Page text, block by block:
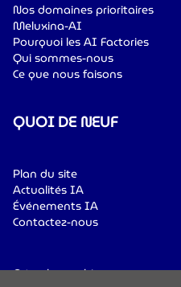
Nos domaines prioritaires
Meluxina-AI
Pourquoi les AI Factories
Qui sommes-nous
Ce que nous faisons
QUOI DE NEUF
Plan du site
Actualités IA
Événements IA
Contactez-nous
Gérer les cookies